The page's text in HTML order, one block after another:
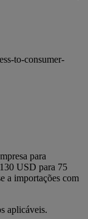
to-consumer-
para
USD para 75
a importações com
aplicáveis.